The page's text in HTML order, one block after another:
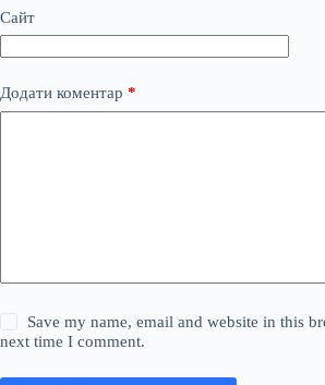
Сайт
Додати коментар *
Save my name, email and website in this
next time I comment.